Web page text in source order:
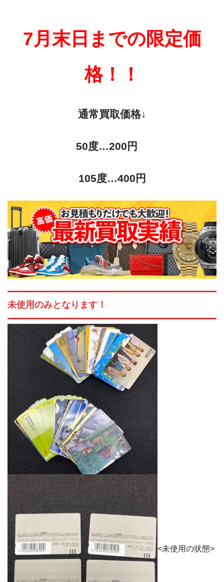
7月末日までの限定価
格！！
通常買取価格↓
50度…200円
105度…400円
未使用のみとなります！
<未使用の状態>